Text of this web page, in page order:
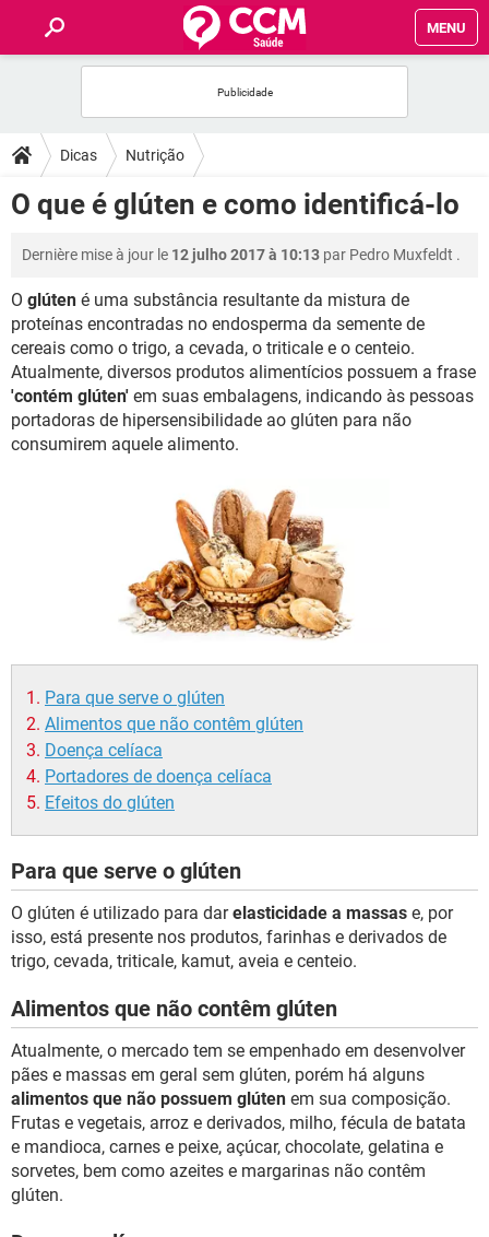
MENU
FORUMS
SAÚDE
FAMÍLIA
NUTRIÇÃO
BEM-ESTAR
SEXUALIDADE
Dicas Nutrição
O que é glúten e como identificá-lo
Dernière mise à jour le 12 julho 2017 à 10:13 par Pedro Muxfeldt .
O glúten é uma substância resultante da mistura de
proteínas encontradas no endosperma da semente de
cereais como o trigo, a cevada, o triticale e o centeio.
Atualmente, diversos produtos alimentícios possuem a frase
'contém glúten' em suas embalagens, indicando às pessoas
portadoras de hipersensibilidade ao glúten para não
consumirem aquele alimento.
Para que serve o glúten
Alimentos que não contêm glúten
Doença celíaca
Portadores de doença celíaca
Efeitos do glúten
Para que serve o glúten
O glúten é utilizado para darelasticidade a massas e, por
isso, está presente nos produtos, farinhas e derivados de
trigo, cevada, triticale, kamut, aveia e centeio.
Alimentos que não contêm glúten
Atualmente, o mercado tem se empenhado em desenvolver
pães e massas em geral sem glúten, porém há alguns
alimentos que não possuem glúten em sua composição.
Frutas e vegetais, arroz e derivados, milho, fécula de batata
e mandioca, carnes e peixe, açúcar, chocolate, gelatina e
sorvetes, bem como azeites e margarinas não contêm
glúten.